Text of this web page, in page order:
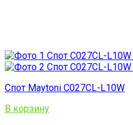
Спот Maytoni C027CL-L10W
В корзину